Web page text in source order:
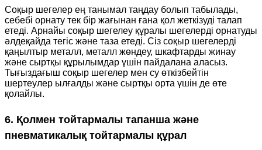
Соқыр шегелер ең танымал таңдау болып табылады,
себебі орнату тек бір жағынан ғана қол жеткізуді талап
етеді. Арнайы соқыр шегелеу құралы шегелерді орнатуды
әлдеқайда тегіс және таза етеді. Сіз соқыр шегелерді
қаңылтыр металл, металл жөндеу, шкафтарды жинау
және сыртқы құрылымдар үшін пайдалана аласыз.
Тығыздағыш соқыр шегелер мен су өткізбейтін
шертеулер ылғалды және сыртқы орта үшін де өте
қолайлы.
6. Қолмен тойтармалы тапанша және
пневматикалық тойтармалы құрал